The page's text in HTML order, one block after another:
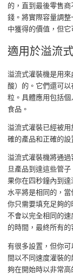
的，直到最後零售
錢。將實際容量調
中獲得的價值，但
適用於溢流
溢流式灌裝機是用
酸）的。它們還可
粒。具體應用包括
食品。
溢流式灌裝已經被
確的產品和正確的
溢流式灌裝機將通
旦產品到達這些管
果你在四秒鐘內到
水平將是相同的，
你只需要填充足夠
不會以完全相同的
的時間，最終所有
有很多設置，但你
間以不同速度灌裝
夠在開始時以非常